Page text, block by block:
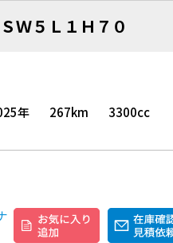
５Ｌ１Ｈ７０
年 267km 3300cc